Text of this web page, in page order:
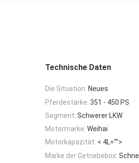
Technische Daten
Die Situation: Neues
Pferdestärke: 351 - 450 PS
Segment: Schwerer LKW
Motormarke: Weihai
Motorkapazität: < 4L="">
Marke der Getriebebox: Schnell